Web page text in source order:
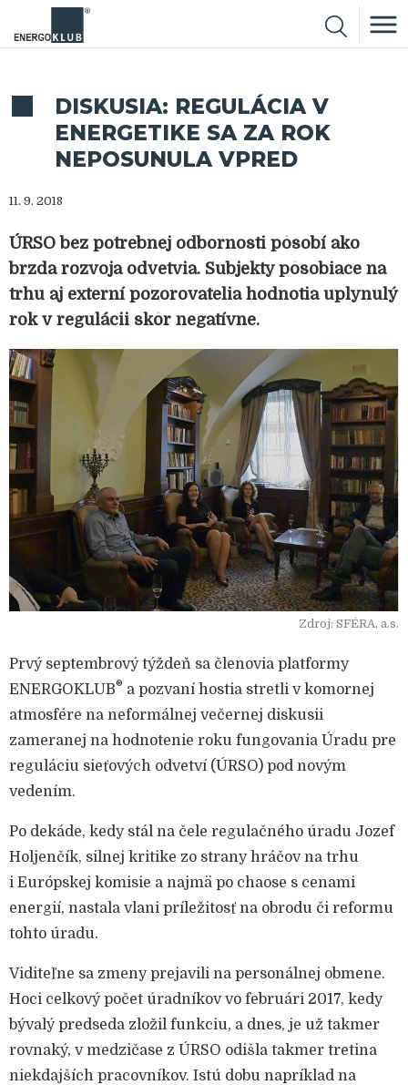
DISKUSIA: REGULÁCIA V
ENERGETIKE SA ZA ROK
NEPOSUNULA VPRED
11. 9. 2018
ÚRSO bez potrebnej odbornosti pôsobí ako
brzda rozvoja odvetvia. Subjekty pôsobiace na
trhu aj externí pozorovatelia hodnotia uplynulý
rok v regulácii skôr negatívne.
Zdroj: SFÉRA, a.s.
Prvý septembrový týždeň sa členovia platformy
ENERGOKLUB® a pozvaní hostia stretli v komornej
atmosfére na neformálnej večernej diskusii
zameranej na hodnotenie roku fungovania Úradu pre
reguláciu sieťových odvetví (ÚRSO) pod novým
vedením.
Po dekáde, kedy stál na čele regulačného úradu Jozef
Holjenčík, silnej kritike zo strany hráčov na trhu
i Európskej komisie a najmä po chaose s cenami
energií, nastala vlani príležitosť na obrodu či reformu
tohto úradu.
Viditeľne sa zmeny prejavili na personálnej obmene.
Hoci celkový počet úradníkov vo februári 2017, kedy
bývalý predseda zložil funkciu, a dnes, je už takmer
rovnaký, v medzičase z ÚRSO odišla takmer tretina
niekdajších pracovníkov. Istú dobu napríklad na